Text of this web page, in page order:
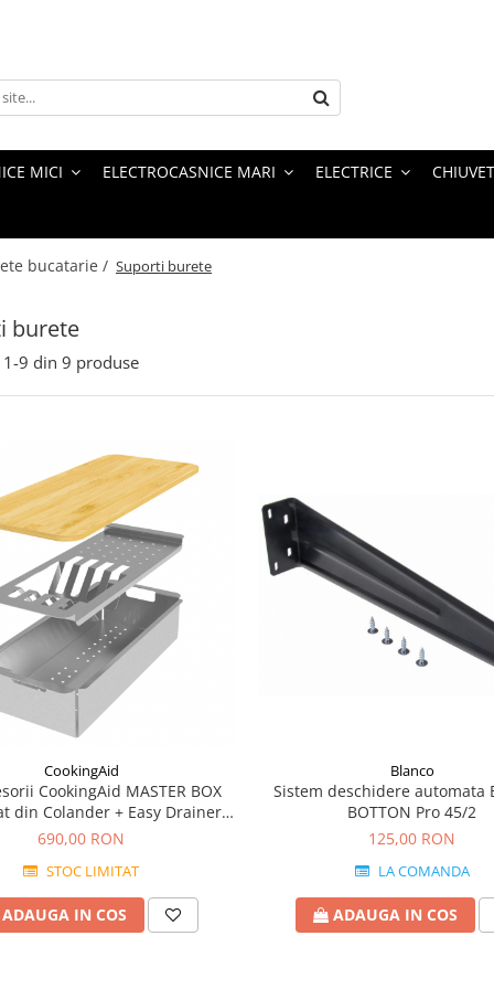
MICI ELECTROCASNICE MARI ELECTRICE
bucatarie / Suporti burete
burete
1-9 din 9 produse
CookingAid
CookingAid MASTER BOX
din Colander + Easy Drainer +
Tocator lemn
690,00 RON
STOC LIMITAT
ADAUGA IN COS
Blanco
Sistem deschidere automata
BOTTON Pro 45/2
125,00 RON
LA COMANDA
ADAUGA IN COS